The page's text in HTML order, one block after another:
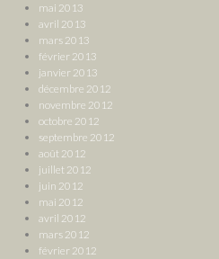
mai 2013
avril 2013
mars 2013
février 2013
janvier 2013
décembre 2012
novembre 2012
octobre 2012
septembre 2012
août 2012
juillet 2012
juin 2012
mai 2012
avril 2012
mars 2012
février 2012